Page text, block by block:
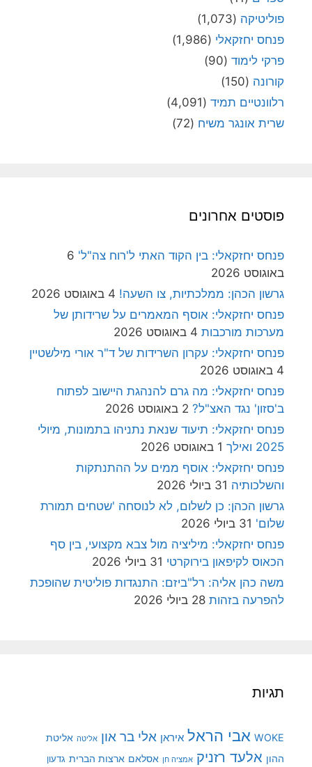
פוליטיקה (1,073)
פנחס יחזקאלי (1,986)
פרקי לימוד (90)
קורונה (150)
רלוונטיים תמיד (4,091)
שרית אונגר משיח (72)
פוסטים אחרונים
פנחס יחזקאלי: בין הקוד האתי ל'רוח צה"ל' 6
באוגוסט 2026
גרשון הכהן: ממלכתיות, צו השעה! 4 באוגוסט 2026
פנחס יחזקאלי: אוסף המאמרים על שרידותן של
מערכות מורכבות 4 באוגוסט 2026
פנחס יחזקאלי: עקרון השרידות של ד"ר אורי מילשטיין
4 באוגוסט 2026
פנחס יחזקאלי: מה גרם להנהגת היישוב לפתוח
ב'סזון' נגד האצ"ל? 2 באוגוסט 2026
פנחס יחזקאלי: תיעוד שנאת נתניהו בתמונות, מיולי
2025 ואילך
1 באוגוסט 2026
פנחס יחזקאלי: אוסף ממים על ההתנתקות
והשלכותיה 31 ביולי 2026
גרשון הכהן: כן לשלום, לא לנוסחה 'שטחים תמורת
שלום' 31 ביולי 2026
פנחס יחזקאלי: מיליציה מול צבא מקצועי, בין סף
הכאוס לקיפאון בירוקרטי 31 ביולי 2026
משה כהן אליה: רל"ביזם: התנגדות פוליטית שהופכת
להפרעה בזהות 28 ביולי 2026
תגיות
WOKE אבי הראל איראן אלי בר און אליטה אליטת
ההון אלעד רזניק אמציה חן אסלאם ארצות הברית גדעון